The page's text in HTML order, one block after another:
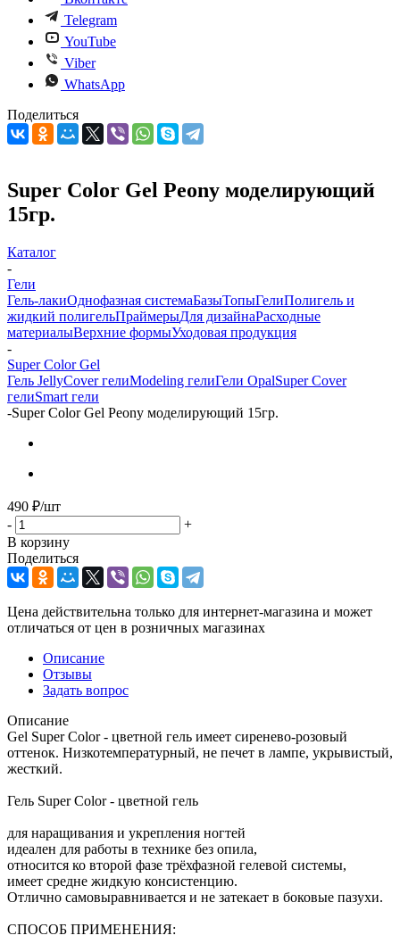
Telegram
YouTube
Viber
WhatsApp
Поделиться
Super Color Gel Peony моделирующий
15гр.
Каталог
-
Гели
Гель-лакиОднофазная системаБазыТопыГелиПолигель и
жидкий полигельПраймерыДля дизайнаРасходные
материалыВерхние формыУходовая продукция
-
Super Color Gel
Гель JellyCover гелиModeling гелиГели OpalSuper Cover
гелиSmart гели
-Super Color Gel Peony моделирующий 15гр.
490 ₽/шт
-
+
В корзину
Поделиться
Цена действительна только для интернет-магазина и может
отличаться от цен в розничных магазинах
Описание
Отзывы
Задать вопрос
Описание
Gel Super Color - цветной гель имеет сиренево-розовый
оттенок. Низкотемпературный, не печет в лампе, укрывистый,
жесткий.
Гель Super Color - цветной гель
для наращивания и укрепления ногтей
идеален для работы в технике без опила,
относится ко второй фазе трёхфазной гелевой системы,
имеет средне жидкую консистенцию.
Отлично самовыравнивается и не затекает в боковые пазухи.
СПОСОБ ПРИМЕНЕНИЯ: